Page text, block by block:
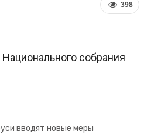
398
собрания
вводят новые меры